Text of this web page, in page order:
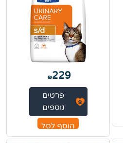
₪229
פרטים
נוספים
הוסף לסל